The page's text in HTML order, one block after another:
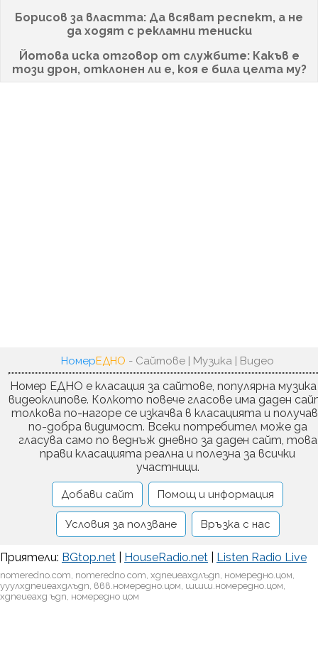
Борисов за властта: Да всяват респект, а не
да ходят с рекламни тениски
Йотова иска отговор от службите: Какъв е
този дрон, отклонен ли е, коя е била целта му?
НомерЕДНО - Сайтове | Музика | Видео
Номер ЕДНО е класация за сайтове, популярна музика
видеоклипове. Колкото повече гласове има даден
толкова по-нагоре се изкачва в класацията и
по-добра видимост. Всеки потребител може да
гласува само по веднъж дневно за даден сайт, това
прави класацията реална и полезна за всички
участници.
Добави сайт Помощ и информация
Условия за ползване Връзка с нас
Приятели: BGtop.net HouseRadio.net Listen Radio Live
nomeredno.com, nomeredno com, хдпеиеахдлъдп, номередно.цом,
ууулхдпеиеахдлъдп, ввв.номередно.цом, шшш.номередно.цом,
хдпеиеахд ъдп, номередно цом